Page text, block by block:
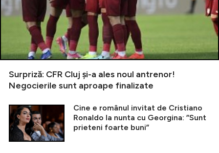
Surpriză: CFR Cluj și-a ales noul antrenor!
Negocierile sunt aproape finalizate
Cine e românul invitat de Cristiano
Ronaldo la nunta cu Georgina: ”Sunt
prieteni foarte buni”